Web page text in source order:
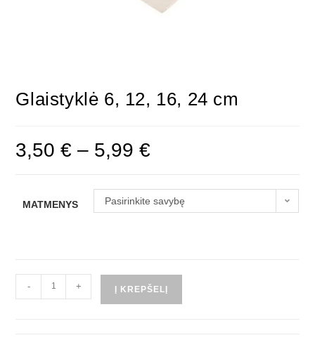
Glaistyklė 6, 12, 16, 24 cm
3,50€ – 5,99€
MATMENYS Pasirinkite savybę
- + Į KREPŠELĮ